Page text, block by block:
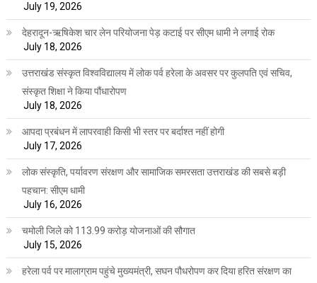
July 19, 2026
देहरादून-ऋषिकेश चार लेन परियोजना पेड़ कटाई पर सीएम धामी ने लगाई रोक
July 18, 2026
उत्तराखंड संस्कृत विश्वविद्यालय में लोक पर्व हरेला के अवसर पर कुलपति एवं सचिव,
संस्कृत शिक्षा ने किया पौंधारोपण
July 18, 2026
आपदा प्रबंधन में लापरवाही किसी भी स्तर पर बर्दाश्त नहीं होगी
July 17, 2026
लोक संस्कृति, पर्यावरण संरक्षण और सामाजिक समरसता उत्तराखंड की सबसे बड़ी
पहचान: सीएम धामी
July 16, 2026
चमोली जिले को 113.99 करोड़ योजनाओं की सौगात
July 15, 2026
हरेला पर्व पर मालाग्राम पहुंचे मुख्यमंत्री, सघन पौधरोपण कर दिया हरित संरक्षण का